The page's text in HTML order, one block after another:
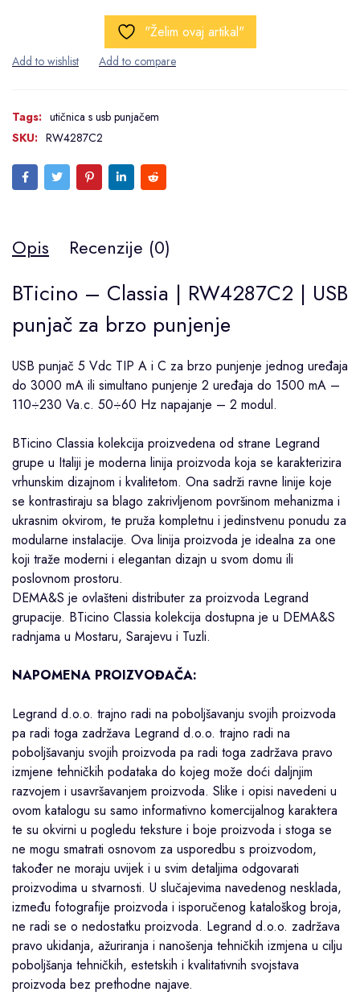
"Želim ovaj artikal"
Tags: utičnica s usb punjačem
SKU: RW4287C2
Opis Recenzije (0)
BTicino – Classia | RW4287C2 | USB
punjač za brzo punjenje
USB punjač 5 Vdc TIP A i C za brzo punjenje jednog uređaja
do 3000 mA ili simultano punjenje 2 uređaja do 1500 mA –
110÷230 Va.c. 50÷60 Hz napajanje – 2 modul.
BTicino Classia kolekcija proizvedena od strane Legrand
grupe u Italiji je moderna linija proizvoda koja se karakterizira
vrhunskim dizajnom i kvalitetom. Ona sadrži ravne linije koje
se kontrastiraju sa blago zakrivljenom površinom mehanizma i
ukrasnim okvirom, te pruža kompletnu i jedinstvenu ponudu za
modularne instalacije. Ova linija proizvoda je idealna za one
koji traže moderni i elegantan dizajn u svom domu ili
poslovnom prostoru.
DEMA&S je ovlašteni distributer za proizvoda Legrand
grupacije. BTicino Classia kolekcija dostupna je u DEMA&S
radnjama u Mostaru, Sarajevu i Tuzli.
NAPOMENA PROIZVOĐAČA:
Legrand d.o.o. trajno radi na poboljšavanju svojih proizvoda
pa radi toga zadržava Legrand d.o.o. trajno radi na
poboljšavanju svojih proizvoda pa radi toga zadržava pravo
izmjene tehničkih podataka do kojeg može doći daljnjim
razvojem i usavršavanjem proizvoda. Slike i opisi navedeni u
ovom katalogu su samo informativno komercijalnog karaktera
te su okvirni u pogledu teksture i boje proizvoda i stoga se
ne mogu smatrati osnovom za usporedbu s proizvodom,
također ne moraju uvijek i u svim detaljima odgovarati
proizvodima u stvarnosti. U slučajevima navedenog nesklada,
između fotografije proizvoda i isporučenog kataloškog broja,
ne radi se o nedostatku proizvoda. Legrand d.o.o. zadržava
pravo ukidanja, ažuriranja i nanošenja tehničkih izmjena u cilju
poboljšanja tehničkih, estetskih i kvalitativnih svojstava
proizvoda bez prethodne najave.